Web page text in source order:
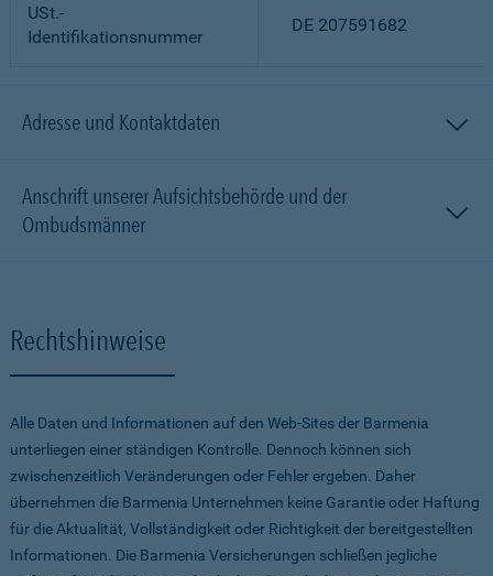
USt.-
Identifikationsnummer
DE 207591682
Adresse und Kontaktdaten
Anschrift unserer Aufsichtsbehörde und der
Ombudsmänner
Rechtshinweise
Alle Daten und Informationen auf den Web-Sites der Barmenia
unterliegen einer ständigen Kontrolle. Dennoch können sich
zwischenzeitlich Veränderungen oder Fehler ergeben. Daher
übernehmen die Barmenia Unternehmen keine Garantie oder Haftung
für die Aktualität, Vollständigkeit oder Richtigkeit der bereitgestellten
Informationen. Die Barmenia Versicherungen schließen jegliche